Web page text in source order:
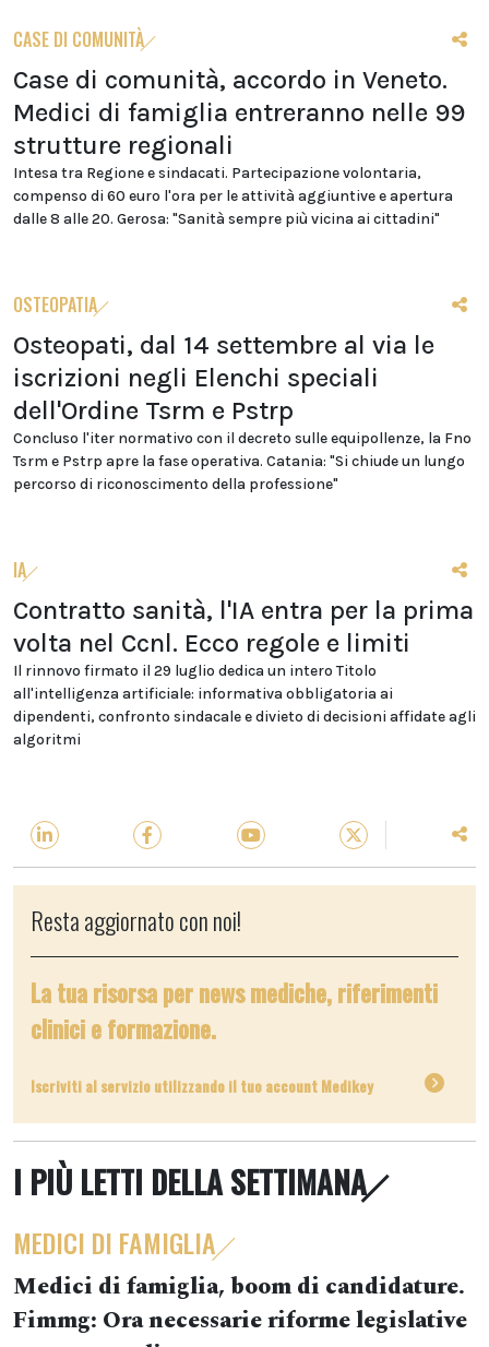
CASE DI COMUNITÀ
Case di comunità, accordo in Veneto.
Medici di famiglia entreranno nelle 99
strutture regionali
Intesa tra Regione e sindacati. Partecipazione volontaria,
compenso di 60 euro l'ora per le attività aggiuntive e apertura
dalle 8 alle 20. Gerosa: "Sanità sempre più vicina ai cittadini"
OSTEOPATIA
Osteopati, dal 14 settembre al via le
iscrizioni negli Elenchi speciali
dell'Ordine Tsrm e Pstrp
Concluso l'iter normativo con il decreto sulle equipollenze, la Fno
Tsrm e Pstrp apre la fase operativa. Catania: "Si chiude un lungo
percorso di riconoscimento della professione"
IA
Contratto sanità, l'IA entra per la prima
volta nel Ccnl. Ecco regole e limiti
Il rinnovo firmato il 29 luglio dedica un intero Titolo
all'intelligenza artificiale: informativa obbligatoria ai
dipendenti, confronto sindacale e divieto di decisioni affidate agli
algoritmi
Resta aggiornato con noi!
La tua risorsa per news mediche, riferimenti
clinici e formazione.
Iscriviti al servizio utilizzando il tuo account Medikey
I PIÙ LETTI DELLA SETTIMANA
MEDICI DI FAMIGLIA
Medici di famiglia, boom di candidature.
Fimmg: Ora necessarie riforme legislative